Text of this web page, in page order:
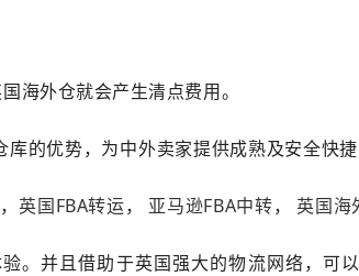
海外仓就会产生清点费用。
的优势，为中外卖家提供成熟及安全快
英国FBA转运， 亚马逊FBA中转， 英国海
。并且借助于英国强大的物流网络，